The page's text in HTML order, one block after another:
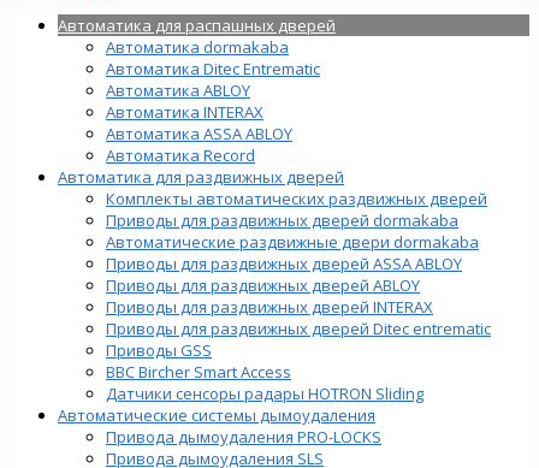
Автоматика для распашных дверей
Автоматика dormakaba
Автоматика Ditec Entrematic
Автоматика ABLOY
Автоматика INTERAX
Автоматика ASSA ABLOY
Автоматика Record
Автоматика для раздвижных дверей
Комплекты автоматических раздвижных дверей
Приводы для раздвижных дверей dormakaba
Автоматические раздвижные двери dormakaba
Приводы для раздвижных дверей ASSA ABLOY
Приводы для раздвижных дверей ABLOY
Приводы для раздвижных дверей INTERAX
Приводы для раздвижных дверей Ditec entrematic
Приводы GSS
BBC Bircher Smart Access
Датчики сенсоры радары HOTRON Sliding
Автоматические системы дымоудаления
Привода дымоудаления PRO-LOCKS
Привода дымоудаления SLS